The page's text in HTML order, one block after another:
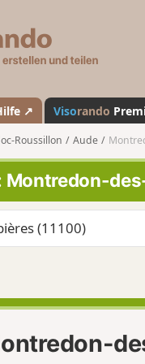
a
n
d
o
↗ Visorando
Roussillon Aude
Montredon-